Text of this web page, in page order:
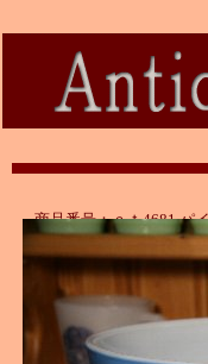
商品番号：ａｔ4681